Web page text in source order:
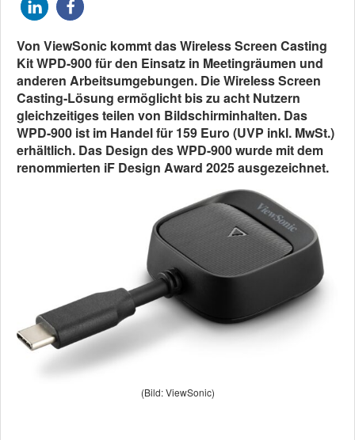
Von ViewSonic kommt das Wireless Screen Casting
Kit WPD-900 für den Einsatz in Meetingräumen und
anderen Arbeitsumgebungen. Die Wireless Screen
Casting-Lösung ermöglicht bis zu acht Nutzern
gleichzeitiges teilen von Bildschirminhalten. Das
WPD-900 ist im Handel für 159 Euro (UVP inkl. MwSt.)
erhältlich. Das Design des WPD-900 wurde mit dem
renommierten iF Design Award 2025 ausgezeichnet.
(Bild: ViewSonic)